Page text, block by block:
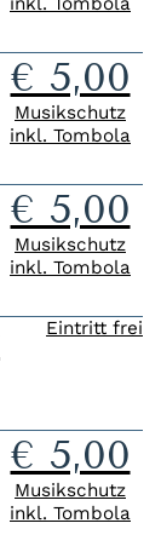
€ 5,00
Musikschutz
inkl. Tombola
€ 5,00
Musikschutz
inkl. Tombola
Eintritt frei
€ 5,00
Musikschutz
inkl. Tombola